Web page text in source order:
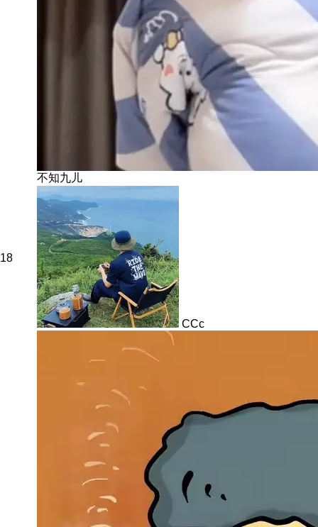
不知九儿
18
CCc